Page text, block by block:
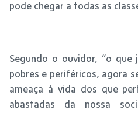
pode chegar a todas as
Segundo o ouvidor, “o que
pobres e periféricos, agora
ameaça à vida dos que
abastadas da nossa